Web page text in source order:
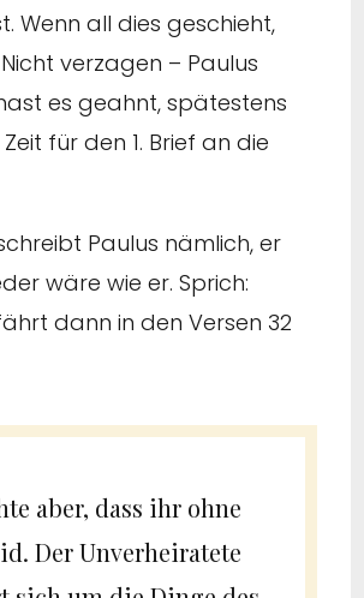
Wenn all dies geschieht,
verzagen – Paulus
es geahnt, spätestens
für den 1. Brief an die
Paulus nämlich, er
wäre wie er. Sprich:
dann in den Versen 32
aber, dass ihr ohne
Der Unverheiratete